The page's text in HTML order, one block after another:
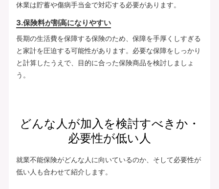
休業は貯蓄や傷病手当金で対応する必要があります。
3.保険料が割高になりやすい
長期の生活費を保障する保険のため、保障を手厚くしすぎる
と家計を圧迫する可能性があります。必要な保障をしっかり
と計算したうえで、目的に合った保険商品を検討しましょ
う。
どんな人が加入を検討すべきか・
必要性が低い人
就業不能保険がどんな人に向いているのか、そして必要性が
低い人も合わせて紹介します。